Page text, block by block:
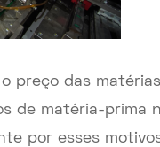
o preço das
de matéria-prima
por esses